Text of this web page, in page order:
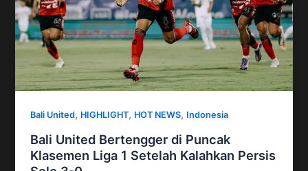
Bali United, HIGHLIGHT, HOT NEWS, Indonesia
Bali United Bertengger di Puncak
Klasemen Liga 1 Setelah Kalahkan Persis